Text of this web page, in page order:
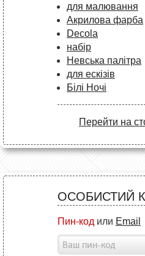
для малювання
Акрилова фарба
Decola
набір
Невська палітра
для ескізів
Білі Ночі
Перейти на
ОСОБИСТИЙ
Пин-код или Email